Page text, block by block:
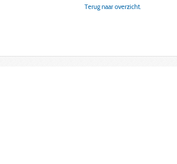
Terug naar overzicht.